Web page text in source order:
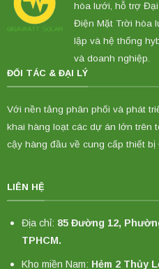
hòa lưới, hỗ trợ
Điện Mặt Trời hòa
lập và hệ thống
và doanh nghiệp.
ĐỐI TÁC & ĐẠI LÝ
Với nền tảng phân phối và phát
khai hàng loạt các dự án lớn trên
cậy hàng đầu về cung cấp thiết
LIÊN HỆ
Địa chỉ: 85 Đường 12,
TPHCM.
Kho miền Nam: Hẻm 2 Thủy